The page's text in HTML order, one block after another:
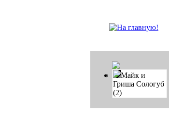
Майк и
Гриша Сологуб
(2)